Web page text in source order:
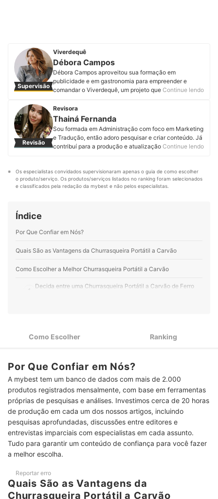
Supervisão
Viverdequê
Débora Campos
Débora Campos aproveitou sua formação em
publicidade e em gastronomia para empreender e
comandar o Viverdequê, um projeto que tem o intuito
saudável. Além de criar conteúdo no YouTube com
receitas fáceis, rápidas e saborosas, e ministrar cursos
relacionados a uma boa alimentação. Também é a
idealizadora do VegExperience, um festival de comida
vegetariana que envolve os melhores restaurantes de
Belo Horizonte todos os anos desde 2017. Em suas
alimentação saudável. Conheça mais sobre a Débora
no Instagram, Facebook e Youtube.
Perfil de Débora Campos
Continue lendo
Revisão
Revisora
Thainá Fernanda
Sou formada em Administração com foco em Marketing
e Tradução, então adoro pesquisar e criar conteúdo. Já
contribuí para a produção e atualização de centenas
produtos do mercado! Como o objetivo da mybest é
transmitir informações da forma mais precisa e fácil de
entender possível, a missão diária é produzir o
Continue lendo
Os especialistas convidados supervisionaram apenas o guia de como escolher
o produto/serviço. Os produtos/serviços listados no ranking foram selecionados
e classificados pela redação da mybest e não pelos especialistas.
Índice
Por Que Confiar em Nós?
Quais São as Vantagens da Churrasqueira Portátil a Carvão
Como Escolher a Melhor Churrasqueira Portátil a Carvão
1
Decida entre uma Churrasqueira Portátil a Carvão de Ferro
3 Conforto
4
Transporte e a Limpeza
6
Prefira Produtos com Acessórios de Auxílio na Hora do
Churrasco
7
Funções Extras Podem Garantir uma Melhor Cocção dos
Alimentos
Top 10 Melhores Churrasqueiras Portáteis a Carvão
Confira as Nossas Indicações de Churrasqueiras a Gás, Elétricas e a
Bafo
Como Escolher Ranking
Por Que Confiar em Nós?
A mybest tem um banco de dados com mais de 2.000
produtos registrados mensalmente, com base em ferramentas
próprias de pesquisas e análises. Investimos cerca de 20 horas
de produção em cada um dos nossos artigos, incluindo
pesquisas aprofundadas, discussões entre editores e
entrevistas imparciais com especialistas em cada assunto.
Tudo para garantir um conteúdo de confiança para você fazer
a melhor escolha.
Reportar erro
Quais São as Vantagens da
Churrasqueira Portátil a Carvão